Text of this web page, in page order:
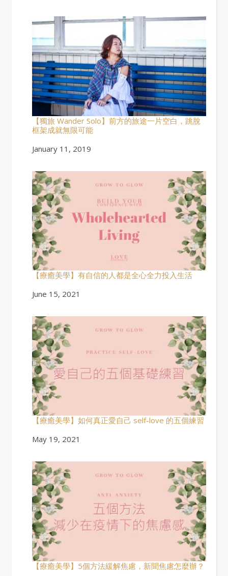
【獨旅 Wander Solo】前方的旅途一片空白，跳脫
框架成就無限可能
Date
January 11, 2019
【療癒美學】有自信的人都是全心全力投入生活
Date
June 15, 2021
【療癒美學】如何真正愛自己 self-love 的五個練習
Date
May 19, 2021
【療癒美學】5個方法緩解焦慮，新聞焦慮怎麼辦？